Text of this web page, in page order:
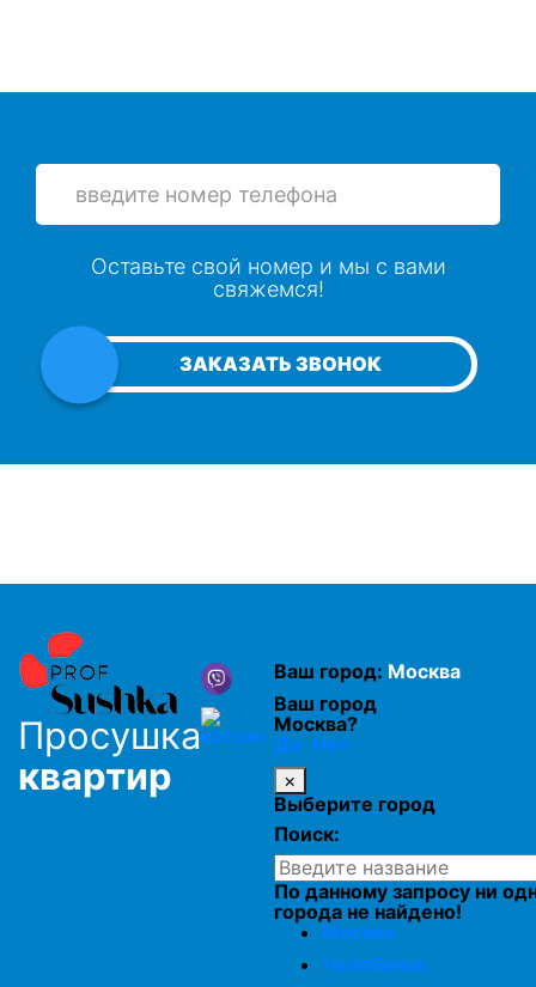
дождя через софиты
Сушка утеплителя в скатной кровле
Сушка скатной кровли
Просушка плоской кровли
Просушка каменной ваты
Просушка минеральной ваты
Просушка утеплителя из стекловаты
ЗАКАЗАТЬ ЗВОНОК
Оставьте свой номер и мы с вами
свяжемся!
Просушка
квартир
Ваш город: Москва
Ваш город
Москва?
Да Нет
×
Выберите город
Поиск:
По данному запросу ни
города не найдено!
Москва
Челябинск